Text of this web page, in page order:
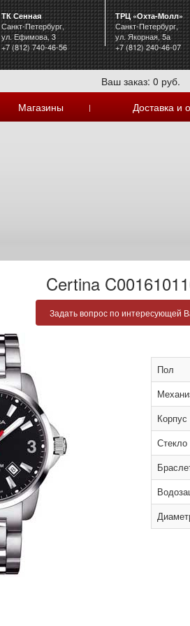
ТК Сенная
Санкт-Петербург,
ул. Ефимова, 3
+7 (812) 740-46-56
ТРЦ «Охта-Молл»
Санкт-Петербург,
ул. Якорная, 5а
+7 (812) 240-46-07
Ваш заказ: 0 руб.
Магазины | Доставка и
Certina
Задать вопрос по интересующей
Пол
Корпус
Стекло